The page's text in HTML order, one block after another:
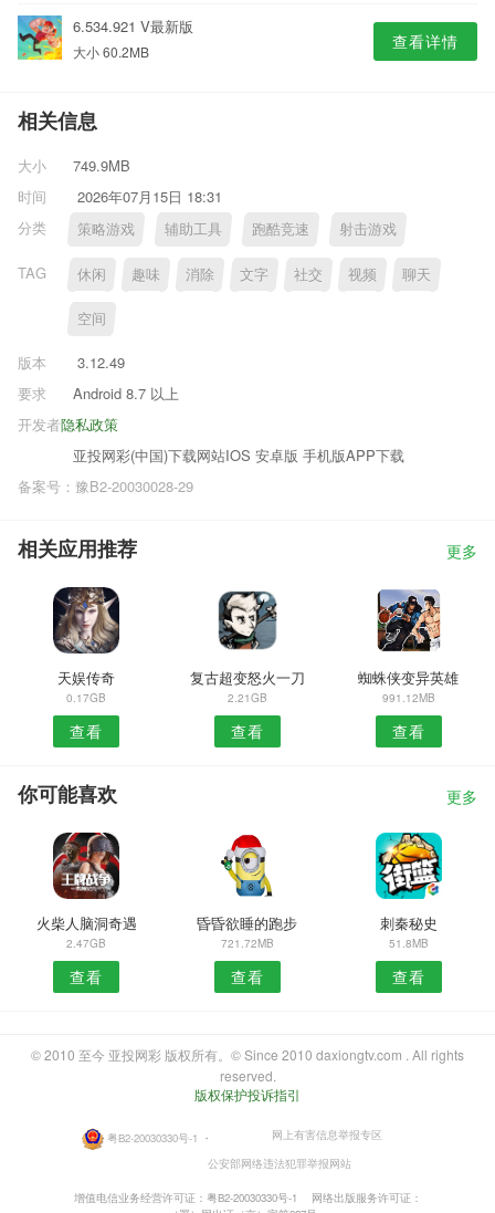
6.534.921 V最新版
大小 60.2MB 查看详情
相关信息
大小
749.9MB
时间
2026年07月15日 18:31
分类
策略游戏 辅助工具 跑酷竞速 射击游戏
TAG 休闲 趣味 消除 文字 社交 视频 聊天
空间
版本
3.12.49
要求
Android 8.7 以上
隐私政策
开发者
亚投网彩(中国)下载网站IOS 安卓版 手机版APP下载
备案号：豫B2-20030028-29
相关应用推荐 更多
天娱传奇
0.17GB
查看
复古超变怒火一刀
2.21GB
查看
蜘蛛侠变异英雄
991.12MB
查看
你可能喜欢 更多
火柴人脑洞奇遇
2.47GB
查看
昏昏欲睡的跑步
721.72MB
查看
刺秦秘史
51.8MB
查看
© 2010 至今 亚投网彩 版权所有。© Since 2010 daxiongtv.com . All rights
reserved.
版权保护投诉指引
粤B2-20030330号-1 ・
网上有害信息举报专区
公安部网络违法犯罪举报网站
增值电信业务经营许可证：粤B2-20030330号-1
网络出版服务许可证：